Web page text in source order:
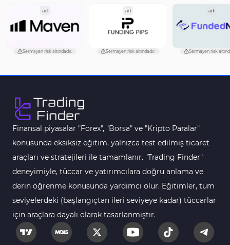
ad
Sermayen risk altındadır.
ad
Sermayen risk altındadır.
ad
Sermayen risk
Finansal piyasalar "Forex", "Borsa" ve "Kripto Paralar"
konusunda eksiksiz eğitim, yalnızca test edilmiş ticaret
araçları ve stratejileri ile tamamlanır. "Trading Finder"
deneyimiyle, tüccar ve yatırımcılara doğru anlama ve
derin öğrenme konusunda yardımcı olur. Eğitimler, tüm
seviyelerdeki (başlangıçtan ileri seviyeye kadar) tüccarlar
için araçlara dayalı olarak tasarlanmıştır.